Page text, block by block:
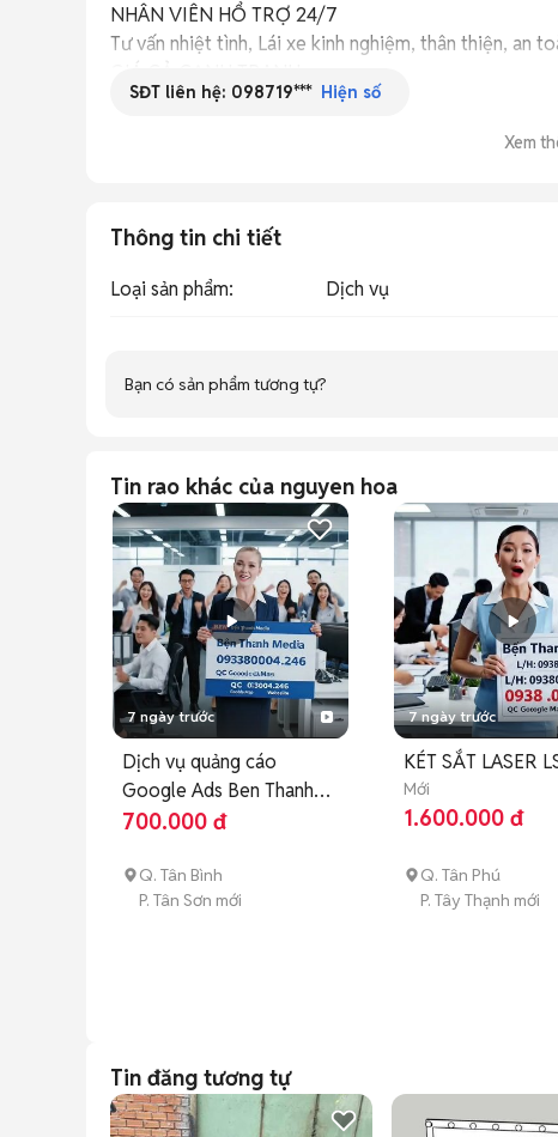
NHÂN VIÊN HỔ TRỢ 24/7
Tư vấn nhiệt tình, Lái xe kinh nghiệm, thân thiện, an
Cam kết giá rẻ hơn 20% đến 40% so với Taxi / Grab
SĐT liên hệ: 098719*** Hiện số
Xem
Thông tin chi tiết
Loại sản phẩm: Dịch vụ
Bạn có sản phẩm tương tự?
Tin rao khác của nguyen hoa
7 ngày trước
Dịch vụ quảng cáo
Google Ads Ben Thanh
Media
700.000 đ
Q. Tân Bình
P. Tân Sơn mới
7 ngày trước
KÉT SẮT LASER
Mới
1.600.000 đ
Q. Tân Phú
P. Tây Thạnh mới
Tin đăng tương tự